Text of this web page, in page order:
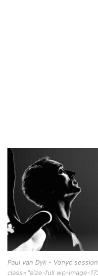
Paul van Dyk - Vonyc
class="size-full wp-image-